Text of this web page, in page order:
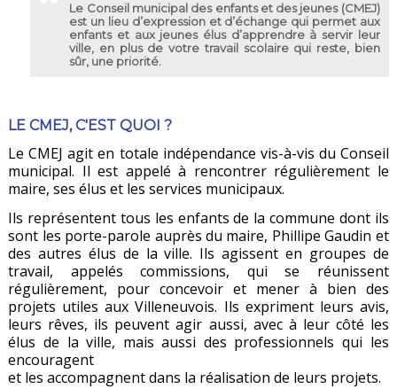
Le Conseil municipal des enfants et des jeunes (CMEJ)
est un lieu d’expression et d’échange qui permet aux
enfants et aux jeunes élus d’apprendre à servir leur
ville, en plus de votre travail scolaire qui reste, bien
sûr, une priorité.
LE CMEJ, C'EST QUOI ?
Le CMEJ agit en totale indépendance vis-à-vis du Conseil
municipal. Il est appelé à rencontrer régulièrement le
maire, ses élus et les services municipaux.
Ils représentent tous les enfants de la commune dont ils
sont les porte-parole auprès du maire, Phillipe Gaudin et
des autres élus de la ville. Ils agissent en groupes de
travail, appelés commissions, qui se réunissent
régulièrement, pour concevoir et mener à bien des
projets utiles aux Villeneuvois. Ils expriment leurs avis,
leurs rêves, ils peuvent agir aussi, avec à leur côté les
élus de la ville, mais aussi des professionnels qui les
encouragent
et les accompagnent dans la réalisation de leurs projets.